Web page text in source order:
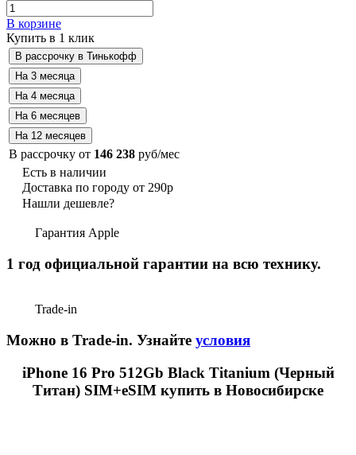
В корзине
Купить в 1 клик
В рассрочку от 146 238 руб/мес
Есть в наличии
Доставка по городу от 290р
Нашли дешевле?
Гарантия Apple
1 год официальной гарантии на всю технику.
Trade-in
Можно в Trade-in. Узнайте условия
iPhone 16 Pro 512Gb Black Titanium (Черный
Титан) SIM+eSIM купить в Новосибирске